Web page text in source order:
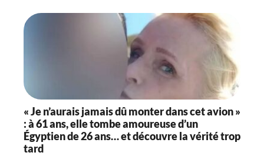
« Je n’aurais jamais dû monter dans cet avion »
: à 61 ans, elle tombe amoureuse d’un
Égyptien de 26 ans… et découvre la vérité trop
tard